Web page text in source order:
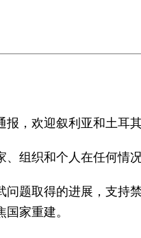
报，欢迎叙利亚和土耳
、组织和个人在任何情
问题取得的进展，支持
家重建。